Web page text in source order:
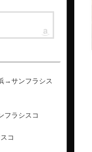
→サンフラシス
ラシスコ
コ